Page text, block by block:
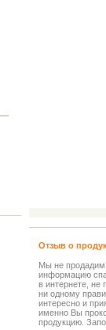
Отзыв о
Мы не
информацию
в интернете, не
ни одному
интересно и
именно Вы
продукцию.